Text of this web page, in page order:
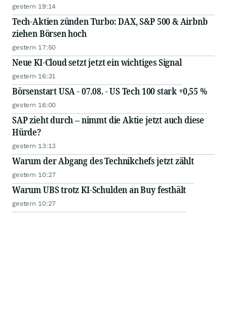
Counsel Before Important August 11 Deadline in
Securities Class Action - MSFT
gestern 19:14
Tech-Aktien zünden Turbo: DAX, S&P 500 & Airbnb
ziehen Börsen hoch
gestern 17:50
Neue KI-Cloud setzt jetzt ein wichtiges Signal
gestern 16:31
Börsenstart USA - 07.08. - US Tech 100 stark +0,55 %
gestern 16:00
SAP zieht durch – nimmt die Aktie jetzt auch diese
Hürde?
gestern 13:13
Warum der Abgang des Technikchefs jetzt zählt
gestern 10:27
Warum UBS trotz KI-Schulden an Buy festhält
gestern 10:27